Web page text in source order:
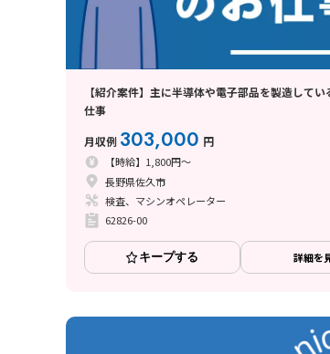
【紹介案件】主に半導体や電子部品を製造して
仕事
月収例 303,000 円
【時給】1,800円～
長野県佐久市
検査、マシンオペレーター
62826-00
キープする 詳細を